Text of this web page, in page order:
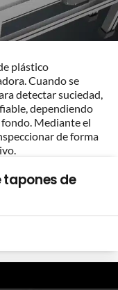
plástico
Cuando se
detectar suciedad,
dependiendo
Mediante el
de forma
tapones de